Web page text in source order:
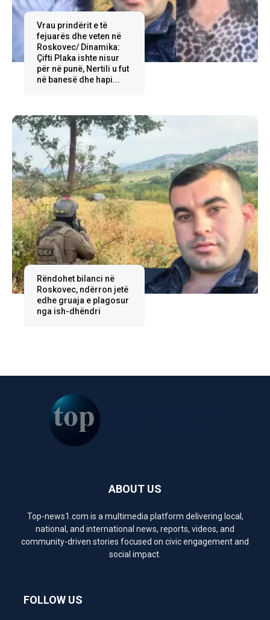
Vrau prindërit e të
fejuarës dhe veten në
Roskovec/ Dinamika:
Çifti Plaka ishte nisur
për në punë, Nertili u fut
në banesë dhe hapi...
Rëndohet bilanci në
Roskovec, ndërron jetë
edhe gruaja e plagosur
nga ish-dhëndri
ABOUT US
Top-news1.com is a multimedia platform delivering local,
national, and international news, reports, videos, and
community-driven stories focused on civic engagement and
social impact.
FOLLOW US